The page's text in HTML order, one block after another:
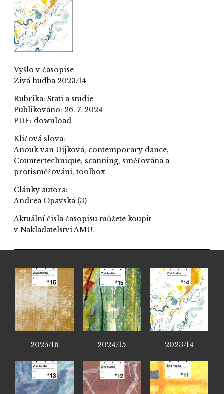
Vyšlo v časopise
Živá hudba 2023/14
Rubrika: Stati a studie
Publikováno: 26. 7. 2024
PDF: download
Klíčová slova:
Anouk van Dijková, contemporary dance,
Countertechnique, scanning, směřováná a
protisměřování, toolbox
Články autora:
Andrea Opavská(3)
Aktuální čísla časopisu můžete koupit
v Nakladatelství AMU.
2025/16 2024/15 2023/14